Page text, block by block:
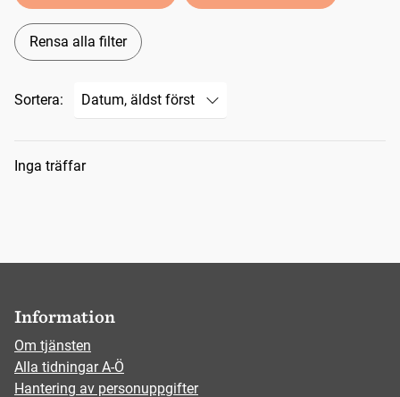
Rensa alla filter
Sortera:
Sökresultat
Inga träffar
Information
Om tjänsten
Alla tidningar A-Ö
Hantering av personuppgifter